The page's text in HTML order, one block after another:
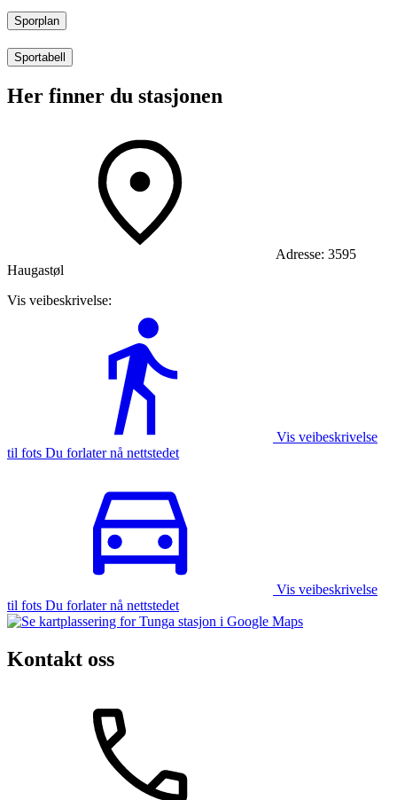
Sporplan
Sportabell
Her finner du stasjonen
Adresse: 3595
Haugastøl
Vis veibeskrivelse:
Vis veibeskrivelse
til fots Du forlater nå nettstedet
Vis veibeskrivelse
til fots Du forlater nå nettstedet
Kontakt oss